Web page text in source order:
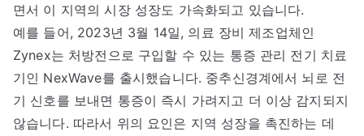
면서 이 지역의 시장 성장도 가속화되고 있습니다.
예를 들어, 2023년 3월 14일, 의료 장비 제조업체인
Zynex는 처방전으로 구입할 수 있는 통증 관리 전기 치료
기인 NexWave를 출시했습니다. 중추신경계에서 뇌로 전
기 신호를 보내면 통증이 즉시 가려지고 더 이상 감지되지
않습니다. 따라서 위의 요인은 지역 성장을 촉진하는 데